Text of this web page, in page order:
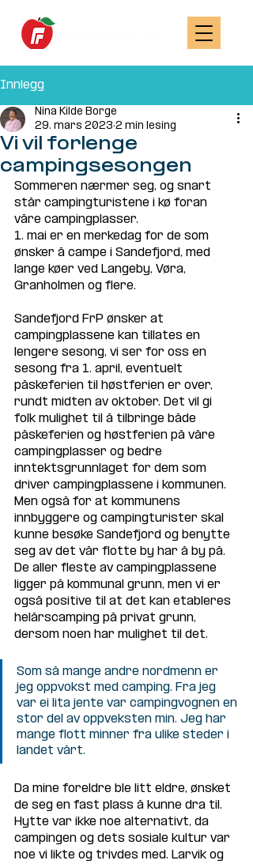
Innlegg
Vi vil forlenge
campingsesongen
Nina Kilde Borge
29. mars 2023 2 min lesing
Sommeren nærmer seg, og snart
står campingturistene i kø foran
våre campingplasser.
1. mai er en merkedag for de som
ønsker å campe i Sandefjord, med
lange køer ved Langeby, Vøra,
Granholmen og flere.
Sandefjord FrP ønsker at
campingplassene kan tillates en
lengere sesong, vi ser for oss en
sesong fra 1. april, eventuelt
påskeferien til høstferien er over,
rundt midten av oktober. Det vil gi
folk mulighet til å tilbringe både
påskeferien og høstferien på våre
campingplasser og bedre
inntektsgrunnlaget for dem som
driver campingplassene i kommunen.
Men også for at kommunens
innbyggere og campingturister skal
kunne besøke Sandefjord og benytte
seg av det vår flotte by har å by på.
De aller fleste av campingplassene
ligger på kommunal grunn, men vi er
også positive til at det kan etableres
helårscamping på privat grunn,
dersom noen har mulighet til det.
Som så mange andre nordmenn er
jeg oppvokst med camping. Fra jeg
var ei lita jente var campingvognen en
stor del av oppveksten min. Jeg har
mange flott minner fra ulike steder i
landet vårt.
Da mine foreldre ble litt eldre, ønsket
de seg en fast plass å kunne dra til.
Hytte var ikke noe alternativt, da
campingen og dets sosiale kultur var
noe vi likte og trivdes med. Larvik og